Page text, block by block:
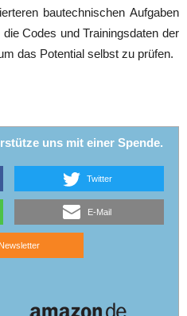
bautechnischen Aufgaben
Codes und Trainingsdaten der
das Potential selbst zu prüfen.
uns mit einer Spende.
Twitter
E-Mail
Newsletter